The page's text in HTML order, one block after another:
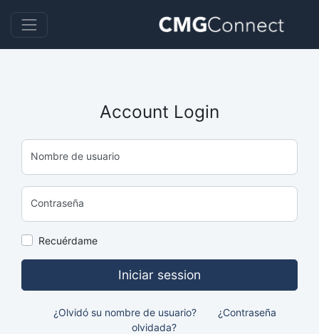
Account Login
Nombre de usuario
Contraseña
Recuérdame
Iniciar session
¿Olvidó su nombre de usuario?
¿Contraseña
olvidada?